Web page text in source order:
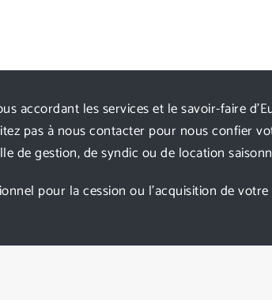
accordant les services et le savoir-faire
pas à nous contacter pour nous confier
de gestion, de syndic ou de location
pour la cession ou l’acquisition de